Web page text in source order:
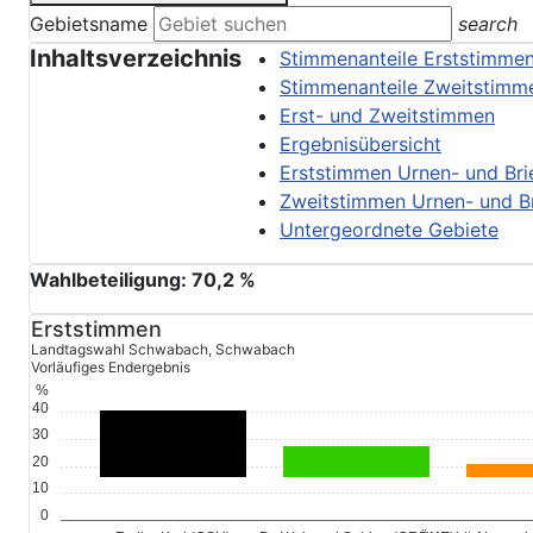
Gebietsname
search
Inhaltsverzeichnis
Stimmenanteile
Stimmenanteile
Erst- und Zweitstimmen
Ergebnisübersicht
Erststimmen Urnen- und
Zweitstimmen Urnen- und
Untergeordnete Gebiete
Wahlbeteiligung: 70,2 %
0
10
20
30
40
%
Erststimmen
Landtagswahl Schwabach, Schwabach
Vorläufiges Endergebnis